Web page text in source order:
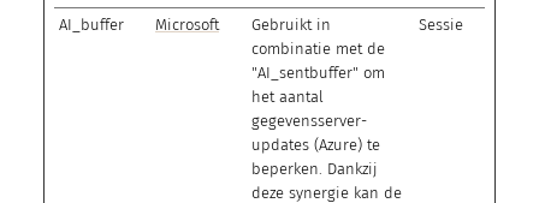
AI_buffer
Microsoft
Gebruikt in
combinatie met de
"AI_sentbuffer" om
het aantal
gegevensserver-
updates (Azure) te
beperken. Dankzij
deze synergie kan de
Sessie